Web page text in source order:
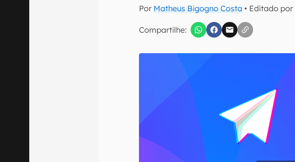
Por Matheus Bigogno Costa • Editado por
Compartilhe:
Confirmo que li, aceito e concordo com os